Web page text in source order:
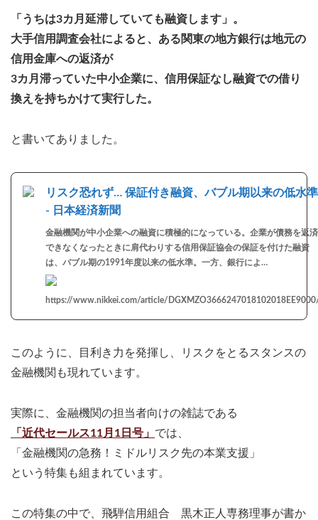
「うちは3カ月延滞していても融資します」。
大手信用調査会社によると、ある関東の地方銀行は地元の
信用金庫への返済が
3カ月滞っていた中小企業に、信用保証なし融資での借り
換えを持ちかけて実行した。
と書いてありました。
リスク恐れず… 保証付き融資、バブル期以来の低水準
- 日本経済新聞
金融機関が中小企業への融資に積極的になっている。企業が債務を返済
できなくなったときに肩代わりする信用保証協会の保証を付けた融資
は、バブル期の1991年度以来の低水準。一方、銀行によ…
https://www.nikkei.com/article/
このように、目利き力を発揮し、リスクをとるスタンスの
金融機関も現れています。
実際に、金融機関の担当者向けの雑誌である
「近代セールス11月1日号」 では、
「金融機関の急務！ミドルリスク先の本業支援」
という特集も組まれています。
この特集の中で、飛騨信用組合 黒木正人専務理事が書か